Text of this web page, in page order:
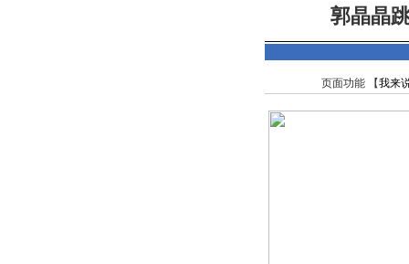
郭晶晶
页面功能 【我来